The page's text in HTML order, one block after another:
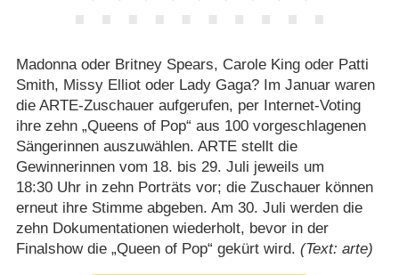
Madonna oder Britney Spears, Carole King oder Patti
Smith, Missy Elliot oder Lady Gaga? Im Januar waren
die ARTE-Zuschauer aufgerufen, per Internet-Voting
ihre zehn „Queens of Pop“ aus 100 vorgeschlagenen
Sängerinnen auszuwählen. ARTE stellt die
Gewinnerinnen vom 18. bis 29. Juli jeweils um
18:30 Uhr in zehn Porträts vor; die Zuschauer können
erneut ihre Stimme abgeben. Am 30. Juli werden die
zehn Dokumentationen wiederholt, bevor in der
Finalshow die „Queen of Pop“ gekürt wird. (Text: arte)